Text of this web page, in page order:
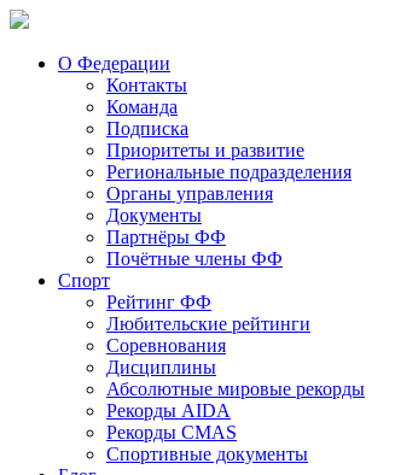
О Федерации
Контакты
Команда
Подписка
Приоритеты и развитие
Региональные подразделения
Органы управления
Документы
Партнёры ФФ
Почётные члены ФФ
Спорт
Рейтинг ФФ
Любительские рейтинги
Соревнования
Дисциплины
Абсолютные мировые рекорды
Рекорды AIDA
Рекорды CMAS
Спортивные документы